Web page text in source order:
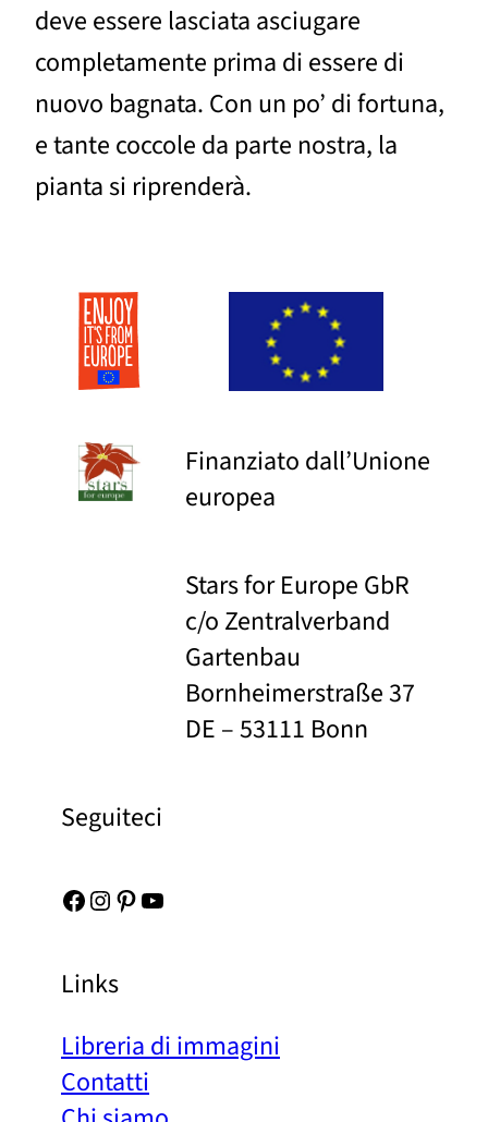
deve essere lasciata asciugare
completamente prima di essere di
nuovo bagnata. Con un po’ di fortuna,
e tante coccole da parte nostra, la
pianta si riprenderà.
Finanziato dall’Unione
europea
Stars for Europe GbR
c/o Zentralverband
Gartenbau
Bornheimerstraße 37
DE – 53111 Bonn
Seguiteci
Facebook Instagram Pinterest YouTube
Links
Libreria di immagini
Contatti